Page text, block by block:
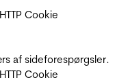
Cookie
af sideforespørgsler.
Cookie